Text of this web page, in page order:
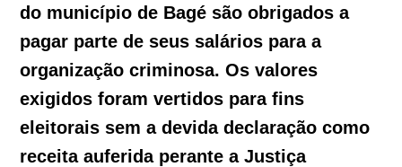
do município de Bagé são obrigados a
pagar parte de seus salários para a
organização criminosa. Os valores
exigidos foram vertidos para fins
eleitorais sem a devida declaração como
receita auferida perante a Justiça